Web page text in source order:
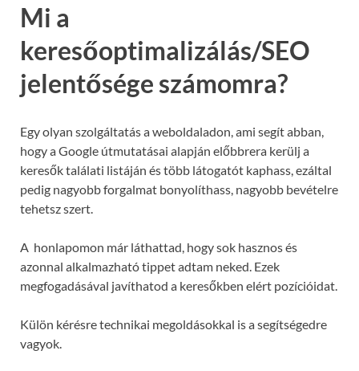
Mi a
keresőoptimalizálás/SEO
jelentősége számomra?
Egy olyan szolgáltatás a weboldaladon, ami segít abban,
hogy a Google útmutatásai alapján előbbrera kerülj a
keresők találati listáján és több látogatót kaphass, ezáltal
pedig nagyobb forgalmat bonyolíthass, nagyobb bevételre
tehetsz szert.
A honlapomon már láthattad, hogy sok hasznos és
azonnal alkalmazható tippet adtam neked. Ezek
megfogadásával javíthatod a keresőkben elért pozícióidat.
Külön kérésre technikai megoldásokkal is a segítségedre
vagyok.